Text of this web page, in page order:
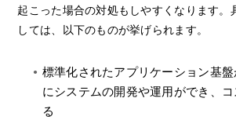
起こった場合の対処もしやすくなります。
しては、以下のものが挙げられます。
標準化されたアプリケーション基
にシステムの開発や運用ができ、
る